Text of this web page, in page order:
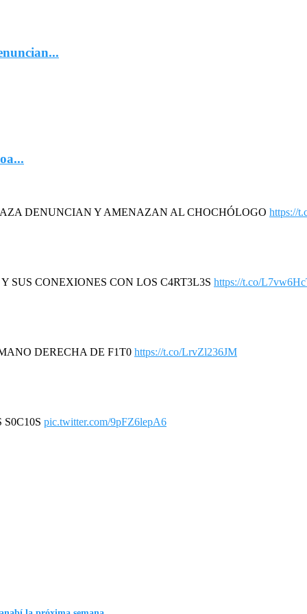
DENUNCIAN Y AMENAZAN AL CHOCHÓLOGO https://
SUS CONEXIONES CON LOS C4RT3L3S https://t.co/
DERECHA DE F1T0 https://t.co/LrvZl236JM
S0C10S pic.twitter.com/9pFZ6lepA6